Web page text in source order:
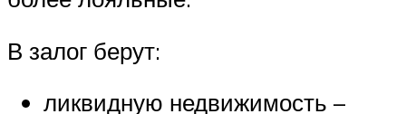
В залог берут:
ликвидную недвижимость –